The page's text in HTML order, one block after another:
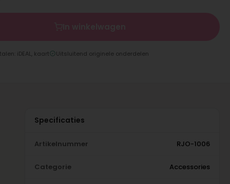
iDEAL, kaart Uitsluitend originele onderdelen
Specificaties
Artikelnummer RJO-1006
Categorie Accessories